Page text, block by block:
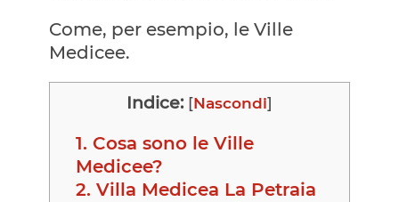
Come, per esempio, le Ville
Medicee.
Indice: [Nascondi]
1. Cosa sono le Ville
Medicee?
2. Villa Medicea La Petraia